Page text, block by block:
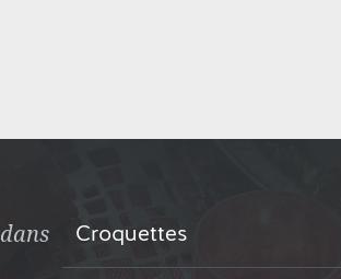
dans Croquettes